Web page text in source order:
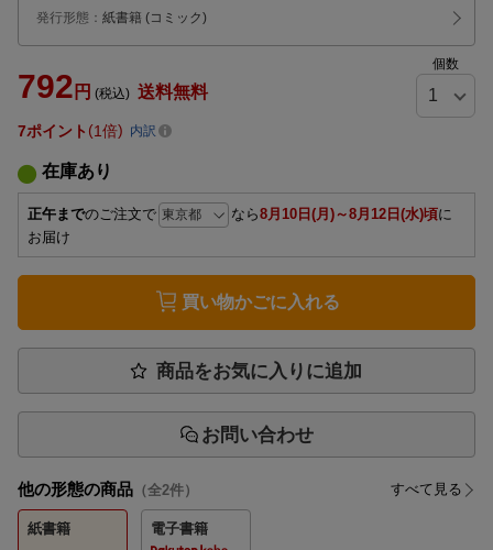
発行形態 ： 紙書籍 (コミック)
792 円 (税込) 送料無料
個数
7ポイント 1倍 内訳
在庫あり
正午までのご注文で なら8月10日(月)～8月12日(水)頃に
お届け
買い物かごに入れる
商品をお気に入りに追加
お問い合わせ
他の形態の商品 （全2件） すべて見る
紙書籍 電子書籍